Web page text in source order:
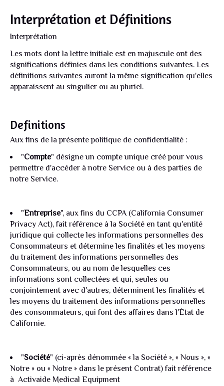
Interprétation et Définitions
Interprétation
Les mots dont la lettre initiale est en majuscule ont des
significations définies dans les conditions suivantes. Les
définitions suivantes auront la même signification qu'elles
apparaissent au singulier ou au pluriel.
Definitions
Aux fins de la présente politique de confidentialité :
"Compte" désigne un compte unique créé pour vous
permettre d'accéder à notre Service ou à des parties de
notre Service.
"Entreprise", aux fins du CCPA (California Consumer
Privacy Act), fait référence à la Société en tant qu'entité
juridique qui collecte les informations personnelles des
Consommateurs et détermine les finalités et les moyens
du traitement des informations personnelles des
Consommateurs, ou au nom de lesquelles ces
informations sont collectées et qui, seules ou
conjointement avec d'autres, déterminent les finalités et
les moyens du traitement des informations personnelles
des consommateurs, qui font des affaires dans l'État de
Californie.
"Société" (ci-après dénommée « la Société », « Nous », «
Notre » ou « Notre » dans le présent Contrat) fait référence
à Activaide Medical Equipment